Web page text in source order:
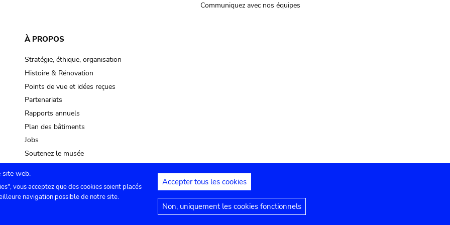
Communiquez avec nos équipes
À PROPOS
Stratégie, éthique, organisation
Histoire & Rénovation
Points de vue et idées reçues
Partenariats
Rapports annuels
Plan des bâtiments
Jobs
Soutenez le musée
Contact Paramètres de confidentialité Mentions juridiques Déclaration d'accessibilité
site web.
vous acceptez que des cookies soient placés
navigation possible de notre site.
Accepter tous les cookies
Non, uniquement les cookies fonctionnels